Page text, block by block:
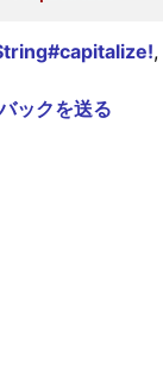
,
ックを送る